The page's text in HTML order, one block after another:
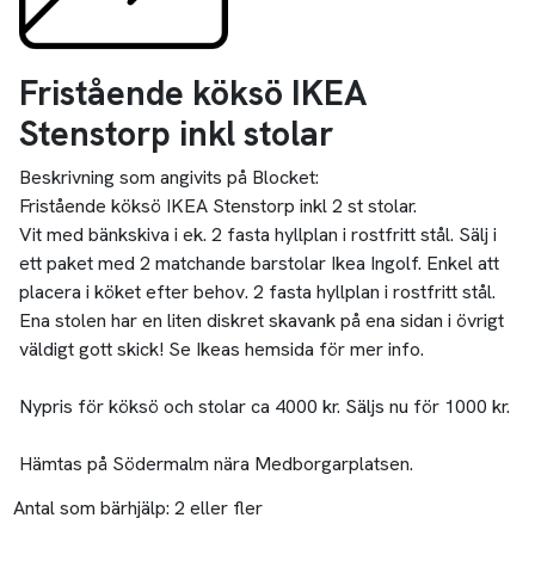
Fristående köksö IKEA
Stenstorp inkl stolar
Beskrivning som angivits på Blocket:
Fristående köksö IKEA Stenstorp inkl 2 st stolar.
Vit med bänkskiva i ek. 2 fasta hyllplan i rostfritt stål. Sälj i
ett paket med 2 matchande barstolar Ikea Ingolf. Enkel att
placera i köket efter behov. 2 fasta hyllplan i rostfritt stål.
Ena stolen har en liten diskret skavank på ena sidan i övrigt
väldigt gott skick! Se Ikeas hemsida för mer info.
Nypris för köksö och stolar ca 4000 kr. Säljs nu för 1000 kr.
Hämtas på Södermalm nära Medborgarplatsen.
Antal som bärhjälp: 2 eller fler